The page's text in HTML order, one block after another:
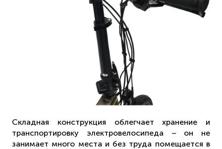
Складная конструкция облегчает хранение и
транспортировку электровелосипеда – он не
занимает много места и без труда помещается в